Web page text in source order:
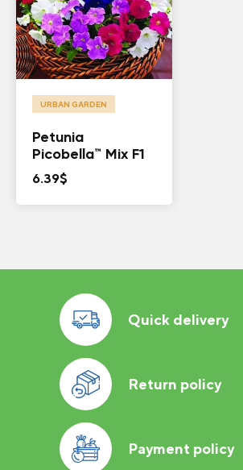
URBAN GARDEN
Petunia
Picobella™ Mix F1
6.39$
Quick delivery
Return policy
Payment policy